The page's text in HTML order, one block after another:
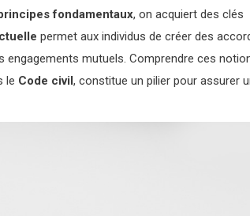
fondamentaux, on acquiert des clés
permet aux individus de créer des
mutuels. Comprendre ces
le Code civil, constitue un pilier pour assurer